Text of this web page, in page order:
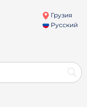
Грузия
Русский